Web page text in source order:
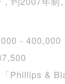
- 400,000
Phillips &